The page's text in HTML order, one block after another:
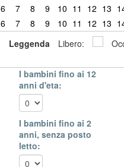
6 7 8 9 10 11 12 13
6 7 8 9 10 11 12 13
Leggenda Libero:
I bambini fino ai 12
anni d'eta:
I bambini fino ai 2
anni, senza posto
letto: